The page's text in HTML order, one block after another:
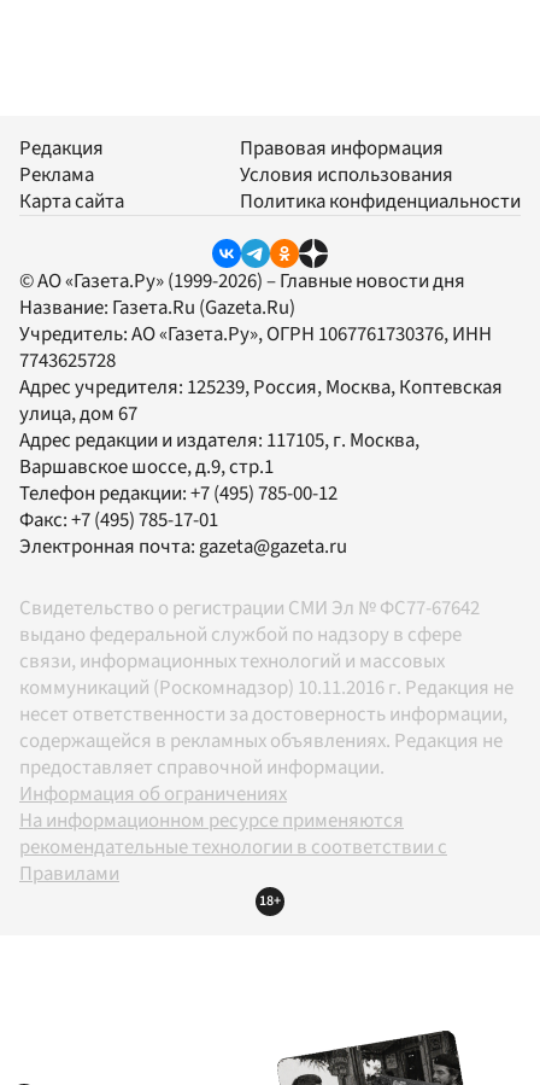
Редакция
Реклама
Карта сайта
Правовая информация
Условия использования
Политика конфиденциальности
© АО «Газета.Ру» (1999-2026) – Главные новости дня
Название: Газета.Ru (Gazeta.Ru)
Учредитель:АО «Газета.Ру», ОГРН 1067761730376, ИНН
7743625728
Адрес учредителя: 125239, Россия, Москва, Коптевская
улица, дом 67
Адрес редакции и издателя: 117105, г. Москва,
Варшавское шоссе, д.9, стр.1
Телефон редакции:+7 (495) 785-00-12
Факс:+7 (495) 785-17-01
Электронная почта:gazeta@gazeta.ru
Свидетельство о регистрации СМИ Эл № ФС77-67642
выдано федеральной службой по надзору в сфере
связи, информационных технологий и массовых
коммуникаций (Роскомнадзор) 10.11.2016 г. Редакция не
несет ответственности за достоверность информации,
содержащейся в рекламных объявлениях. Редакция не
предоставляет справочной информации.
Информация об ограничениях
На информационном ресурсе применяются
рекомендательные технологии в соответствии с
Правилами
18+